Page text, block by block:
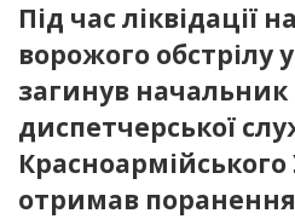
Під час ліквідації
ворожого обстрілу
загинув начальник
диспетчерської
отримав поранення